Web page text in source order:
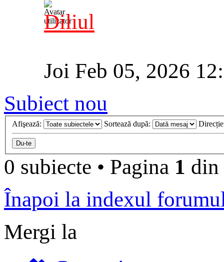
Diliul
Joi Feb 05, 2026
Subiect nou
Afişează: Sortează după:
0 subiecte • Pagina 1 din
Înapoi la indexul
Mergi la